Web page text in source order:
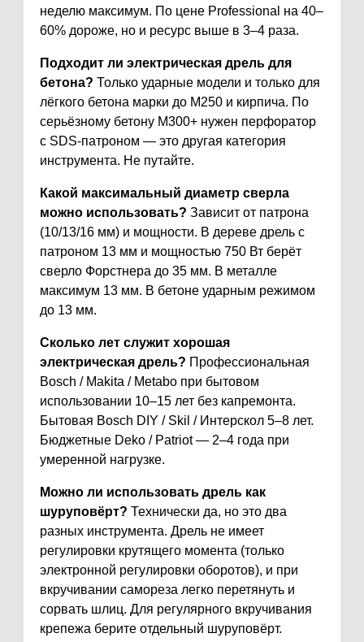
неделю максимум. По цене Professional на 40–
60% дороже, но и ресурс выше в 3–4 раза.
Подходит ли электрическая дрель для
бетона? Только ударные модели и только для
лёгкого бетона марки до М250 и кирпича. По
серьёзному бетону М300+ нужен перфоратор
с SDS-патроном — это другая категория
инструмента. Не путайте.
Какой максимальный диаметр сверла
можно использовать? Зависит от патрона
(10/13/16 мм) и мощности. В дереве дрель с
патроном 13 мм и мощностью 750 Вт берёт
сверло Форстнера до 35 мм. В металле
максимум 13 мм. В бетоне ударным режимом
до 13 мм.
Сколько лет служит хорошая
электрическая дрель? Профессиональная
Bosch / Makita / Metabo при бытовом
использовании 10–15 лет без капремонта.
Бытовая Bosch DIY / Skil / Интерскол 5–8 лет.
Бюджетные Deko / Patriot — 2–4 года при
умеренной нагрузке.
Можно ли использовать дрель как
шуруповёрт? Технически да, но это два
разных инструмента. Дрель не имеет
регулировки крутящего момента (только
электронной регулировки оборотов), и при
вкручивании самореза легко перетянуть и
сорвать шлиц. Для регулярного вкручивания
крепежа берите отдельный шуруповёрт.